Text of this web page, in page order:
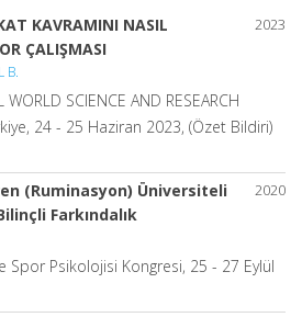
2023
KAVRAMINI NASIL
ÇALIŞMASI
B.
WORLD SCIENCE AND RESEARCH
24 - 25 Haziran 2023, (Özet Bildiri)
2020
(Ruminasyon) Üniversiteli
Farkındalık
Spor Psikolojisi Kongresi, 25 - 27 Eylül